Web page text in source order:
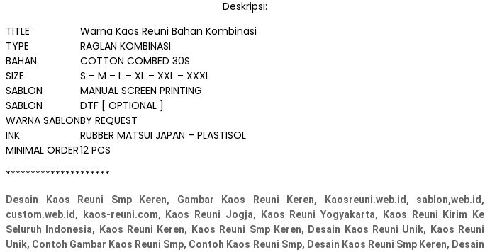
Deskripsi:
TITLE
Warna Kaos Reuni Bahan Kombinasi
TYPE
RAGLAN KOMBINASI
BAHAN
COTTON COMBED 30S
SIZE
S – M – L – XL – XXL – XXXL
SABLON
MANUAL SCREEN PRINTING
SABLON
DTF [ OPTIONAL ]
WARNA SABLONBY REQUEST
INK
RUBBER MATSUI JAPAN – PLASTISOL
MINIMAL ORDER12 PCS
*********************
Desain Kaos Reuni Smp Keren, Gambar Kaos Reuni Keren, Kaosreuni.web.id, sablon,web.id,
custom.web.id, kaos-reuni.com, Kaos Reuni Jogja, Kaos Reuni Yogyakarta, Kaos Reuni Kirim Ke
Seluruh Indonesia, Kaos Reuni Keren, Kaos Reuni Smp Keren, Desain Kaos Reuni Unik, Kaos Reuni
Unik, Contoh Gambar Kaos Reuni Smp, Contoh Kaos Reuni Smp, Desain Kaos Reuni Smp Keren, Desain